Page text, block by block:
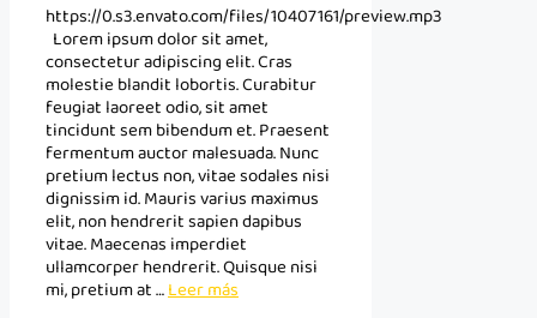
https://0.s3.envato.com/files/10407161/preview.mp3
Lorem ipsum dolor sit amet,
consectetur adipiscing elit. Cras
molestie blandit lobortis. Curabitur
feugiat laoreet odio, sit amet
tincidunt sem bibendum et. Praesent
fermentum auctor malesuada. Nunc
pretium lectus non, vitae sodales nisi
dignissim id. Mauris varius maximus
elit, non hendrerit sapien dapibus
vitae. Maecenas imperdiet
ullamcorper hendrerit. Quisque nisi
mi, pretium at …Leer más